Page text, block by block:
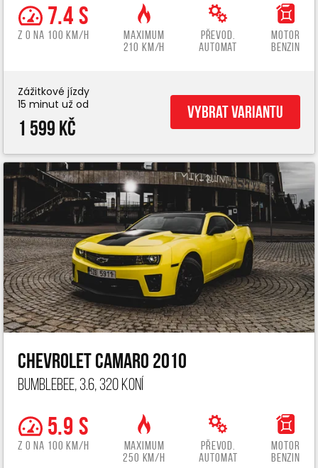
7.4 s
z 0 na 100 km/h
Maximum
210 km/h
Převod.
automat
Motor
benzin
Zážitkové jízdy
15 minut už od
1 599 Kč
Vybrat variantu
Chevrolet Camaro 2010
Bumblebee, 3.6, 320 koní
5.9 s
z 0 na 100 km/h
Maximum
250 km/h
Převod.
automat
Motor
benzin